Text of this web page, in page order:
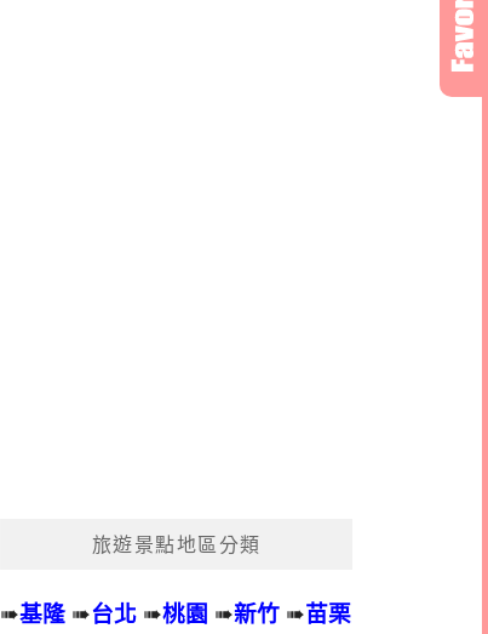
旅遊景點地區分類
➠基隆 ➠台北 ➠桃園 ➠新竹 ➠苗栗